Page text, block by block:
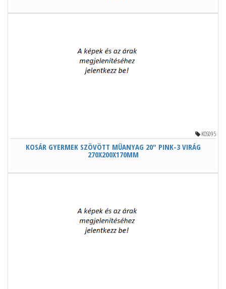
KOS095
KOSÁR GYERMEK SZÖVÖTT MŰANYAG 20" PINK-3 VIRÁG
270X200X170MM